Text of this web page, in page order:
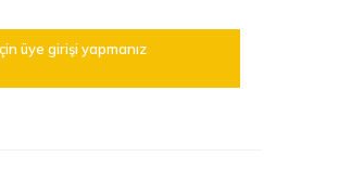
üye girişi yapmanız